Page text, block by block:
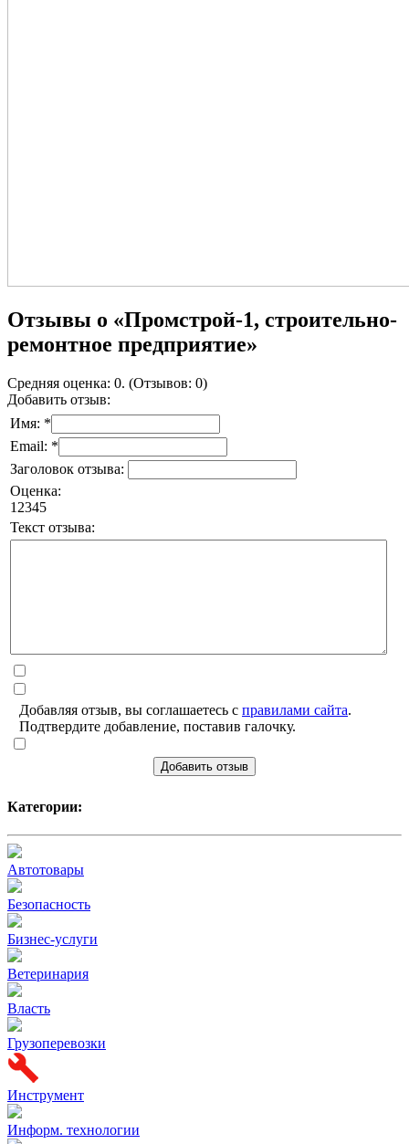
Отзывы о «Промстрой-1, строительно-
ремонтное предприятие»
Средняя оценка: 0. (Отзывов: 0)
Добавить отзыв:
Имя: *
Email: *
Заголовок отзыва:
Оценка:
1 2345
Текст отзыва:
Добавляя отзыв, вы соглашаетесь с правилами сайта.
Подтвердите добавление, поставив галочку.
Добавить отзыв
Категории:
Автотовары
Безопасность
Бизнес-услуги
Ветеринария
Власть
Грузоперевозки
Инструмент
Информ. технологии